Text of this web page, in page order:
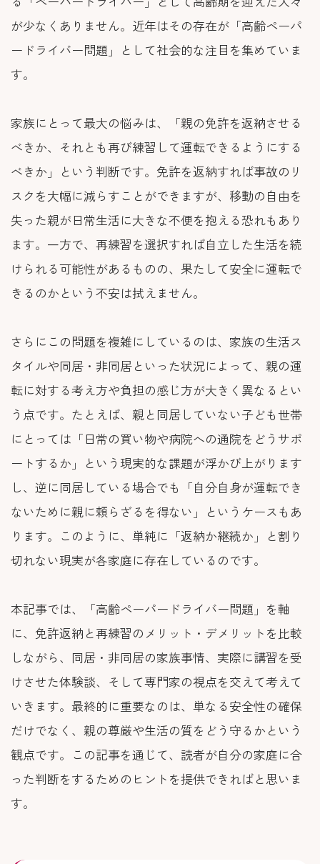
が少なくありません。近年はその存在が「高齢ペーパ
ードライバー問題」として社会的な注目を集めていま
す。
家族にとって最大の悩みは、「親の免許を返納させる
べきか、それとも再び練習して運転できるようにする
べきか」という判断です。免許を返納すれば事故のリ
スクを大幅に減らすことができますが、移動の自由を
失った親が日常生活に大きな不便を抱える恐れもあり
ます。一方で、再練習を選択すれば自立した生活を続
けられる可能性があるものの、果たして安全に運転で
きるのかという不安は拭えません。
さらにこの問題を複雑にしているのは、家族の生活ス
タイルや同居・非同居といった状況によって、親の運
転に対する考え方や負担の感じ方が大きく異なるとい
う点です。たとえば、親と同居していない子ども世帯
にとっては「日常の買い物や病院への通院をどうサポ
ートするか」という現実的な課題が浮かび上がります
し、逆に同居している場合でも「自分自身が運転でき
ないために親に頼らざるを得ない」というケースもあ
ります。このように、単純に「返納か継続か」と割り
切れない現実が各家庭に存在しているのです。
本記事では、「高齢ペーパードライバー問題」を軸
に、免許返納と再練習のメリット・デメリットを比較
しながら、同居・非同居の家族事情、実際に講習を受
けさせた体験談、そして専門家の視点を交えて考えて
いきます。最終的に重要なのは、単なる安全性の確保
だけでなく、親の尊厳や生活の質をどう守るかという
観点です。この記事を通じて、読者が自分の家庭に合
った判断をするためのヒントを提供できればと思いま
す。